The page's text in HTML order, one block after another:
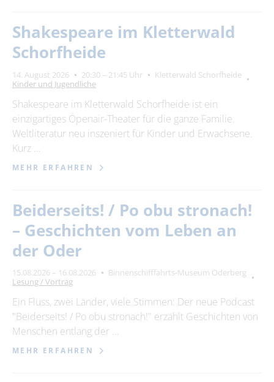
alle Kategorien
Kategorie
Suchbegriff
bitte wählen
Ort
Shakespeare im Kletterwald
Schorfheide
14. August 2026 20:30 – 21:45 Uhr
Kletterwald Schorfheide
Kinder und Jugendliche
Shakespeare im Kletterwald Schorfheide ist ein
einzigartiges Openair-Theater für die ganze Familie.
Weltliteratur neu inszeniert für Kinder und Erwachsene.
Kurz …
MEHR ERFAHREN
Beiderseits! / Po obu stronach!
– Geschichten vom Leben an
der Oder
15.08.2026 – 16.08.2026
Binnenschifffahrts-Museum Oderberg
Lesung / Vortrag
Ein Fluss, zwei Länder, viele Stimmen: Der neue Podcast
"Beiderseits! / Po obu stronach!" erzählt Geschichten von
Menschen entlang der …
MEHR ERFAHREN